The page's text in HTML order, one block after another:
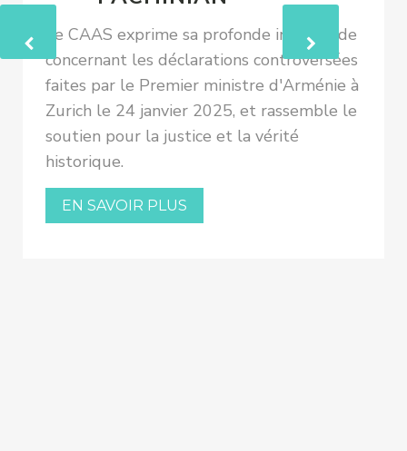
Le CAAS exprime sa profonde inquiétude
concernant les déclarations controversées
faites par le Premier ministre d'Arménie à
Zurich le 24 janvier 2025, et rassemble le
soutien pour la justice et la vérité
historique.
EN SAVOIR PLUS